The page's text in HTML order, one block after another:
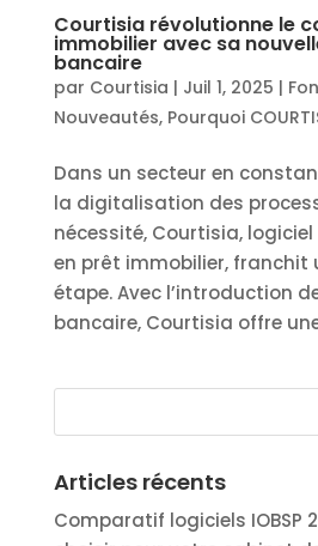
Courtisia révolutionne le
immobilier avec sa
bancaire
par Courtisia | Juil 1, 2025 |
Nouveautés, Pourquoi
Dans un secteur en
la digitalisation des
nécessité, Courtisia,
en prêt immobilier, franchit
étape. Avec l’introduction
bancaire, Courtisia offre
Articles récents
Comparatif logiciels IOBSP